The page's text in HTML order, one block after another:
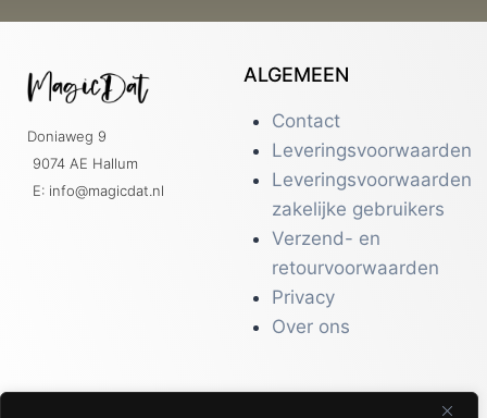
Doniaweg 9
9074 AE Hallum
E: info@magicdat.nl
ALGEMEEN
Contact
Leveringsvoorwaarden
Leveringsvoorwaarden
zakelijke gebruikers
Verzend- en
retourvoorwaarden
Privacy
Over ons